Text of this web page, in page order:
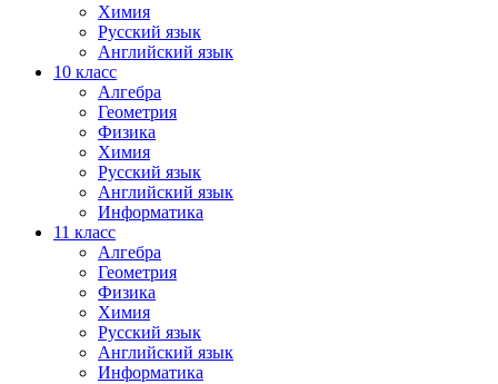
Химия
Русский язык
Английский язык
10 класс
Алгебра
Геометрия
Физика
Химия
Русский язык
Английский язык
Информатика
11 класс
Алгебра
Геометрия
Физика
Химия
Русский язык
Английский язык
Информатика